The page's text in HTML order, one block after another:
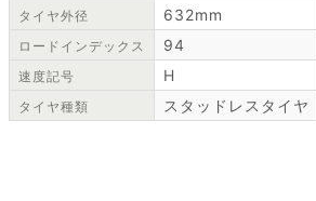
タイヤ外径 632mm
ロードインデックス 94
速度記号 H
タイヤ種類 スタッドレスタイヤ